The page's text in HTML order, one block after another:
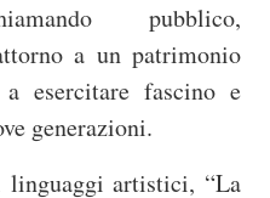
pubblico,
a un patrimonio
esercitare fascino e
generazioni.
linguaggi artistici, “La